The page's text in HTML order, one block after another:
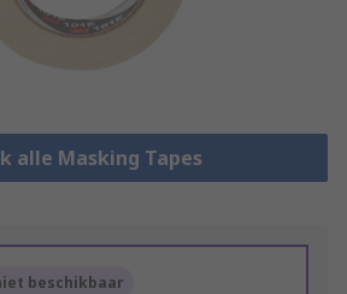
alle Masking Tapes
beschikbaar